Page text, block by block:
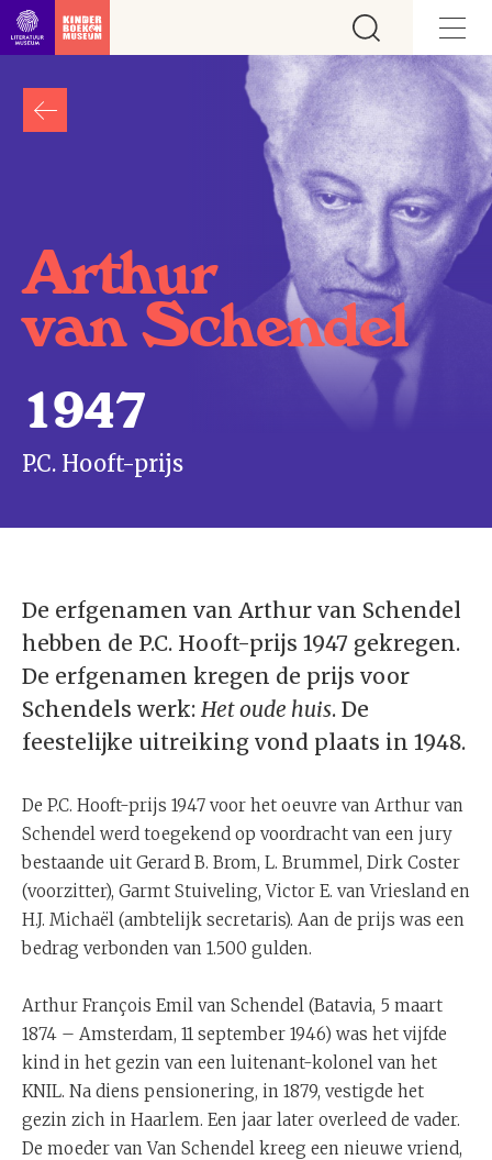
Ga direct naar inhoud
Arthur
van Schendel
1947
P.C. Hooft-prijs
De erfgenamen van Arthur van Schendel
hebben de P.C. Hooft-prijs 1947 gekregen.
De erfgenamen kregen de prijs voor
Schendels werk: Het oude huis. De
feestelijke uitreiking vond plaats in 1948.
De P.C. Hooft-prijs 1947 voor het oeuvre van Arthur van
Schendel werd toegekend op voordracht van een jury
bestaande uit Gerard B. Brom, L. Brummel, Dirk Coster
(voorzitter), Garmt Stuiveling, Victor E. van Vriesland en
H.J. Michaël (ambtelijk secretaris). Aan de prijs was een
bedrag verbonden van 1.500 gulden.
Arthur François Emil van Schendel (Batavia, 5 maart
1874 – Amsterdam, 11 september 1946) was het vijfde
kind in het gezin van een luitenant-kolonel van het
KNIL. Na diens pensionering, in 1879, vestigde het
gezin zich in Haarlem. Een jaar later overleed de vader.
De moeder van Van Schendel kreeg een nieuwe vriend,